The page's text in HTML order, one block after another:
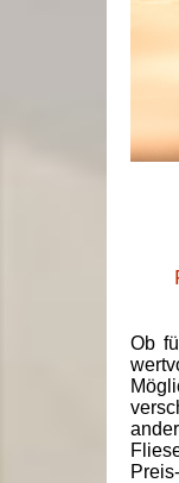
Ob